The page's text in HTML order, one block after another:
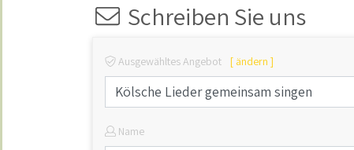
Schreiben Sie uns
Ausgewähltes Angebot [ ändern ]
Name